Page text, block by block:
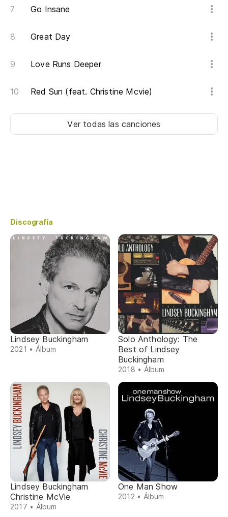
Go Insane
Great Day
Love Runs Deeper
Red Sun (feat. Christine Mcvie)
Ver todas las canciones
Discografía
Lindsey Buckingham
2021 • Álbum
Solo Anthology: The
Best of Lindsey
Buckingham
2018 • Álbum
Lindsey Buckingham
Christine McVie
2017 • Álbum
One Man Show
2012 • Álbum